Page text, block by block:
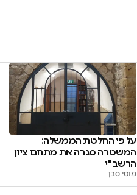
על פי החלטת הממשלה:
המשטרה סגרה את מתחם ציון
הרשב"י
מוטי סבן